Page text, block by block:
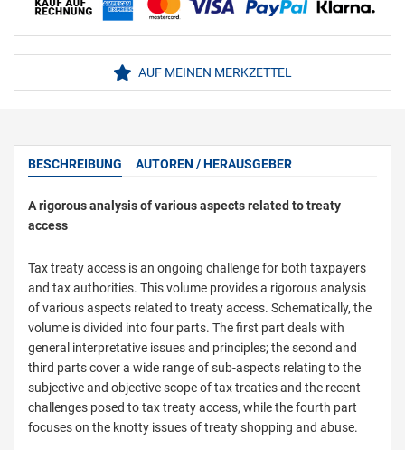
AUF MEINEN MERKZETTEL
BESCHREIBUNG AUTOREN / HERAUSGEBER
A rigorous analysis of various aspects related to treaty
access
Tax treaty access is an ongoing challenge for both taxpayers
and tax authorities. This volume provides a rigorous analysis
of various aspects related to treaty access. Schematically, the
volume is divided into four parts. The first part deals with
general interpretative issues and principles; the second and
third parts cover a wide range of sub-aspects relating to the
subjective and objective scope of tax treaties and the recent
challenges posed to tax treaty access, while the fourth part
focuses on the knotty issues of treaty shopping and abuse.